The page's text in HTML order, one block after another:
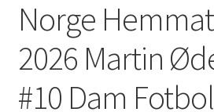
Norge
2026 Martin
#10 Dam